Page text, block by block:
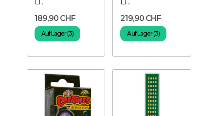
189,90 CHF
Auf Lager (3)
219,90 CHF
Auf Lager (3)